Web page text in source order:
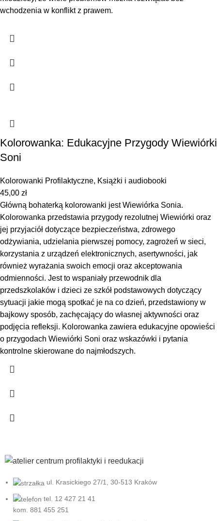
wchodzenia w konflikt z prawem.
Kolorowanka: Edukacyjne Przygody Wiewiórki
Soni
Kolorowanki Profilaktyczne, Książki i audiobooki
45,00 zł
Główną bohaterką kolorowanki jest Wiewiórka Sonia.
Kolorowanka przedstawia przygody rezolutnej Wiewiórki oraz
jej przyjaciół dotyczące bezpieczeństwa, zdrowego
odżywiania, udzielania pierwszej pomocy, zagrożeń w sieci,
korzystania z urządzeń elektronicznych, asertywności, jak
również wyrażania swoich emocji oraz akceptowania
odmienności. Jest to wspaniały przewodnik dla
przedszkolaków i dzieci ze szkół podstawowych dotyczący
sytuacji jakie mogą spotkać je na co dzień, przedstawiony w
bajkowy sposób, zachęcający do własnej aktywności oraz
podjęcia refleksji. Kolorowanka zawiera edukacyjne opowieści
o przygodach Wiewiórki Soni oraz wskazówki i pytania
kontrolne skierowane do najmłodszych.
ul. Krasickiego 27/1, 30-513 Kraków
tel. 12 427 21 41
kom. 881 455 251